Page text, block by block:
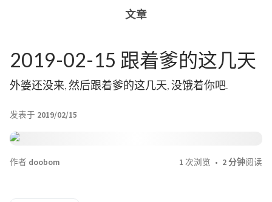
文章
2019-02-15 跟着爹的这几天
外婆还没来, 然后跟着爹的这几天, 没饿着你吧.
发表于 2019/02/15
作者 doobom 1 次浏览 2 分钟阅读